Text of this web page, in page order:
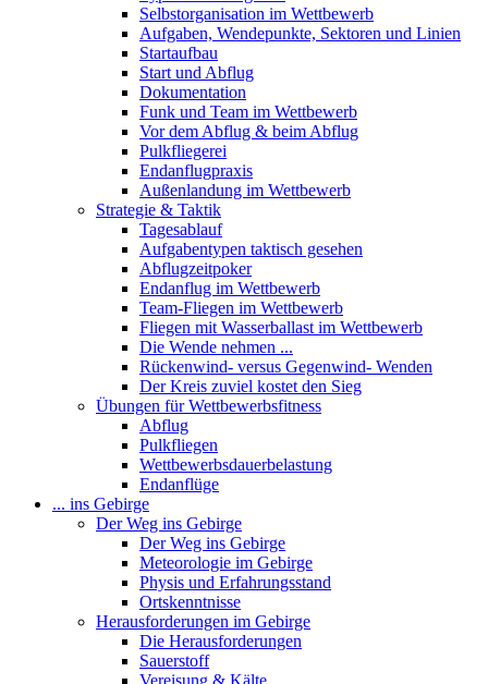
Selbstorganisation im Wettbewerb
Aufgaben, Wendepunkte, Sektoren und Linien
Startaufbau
Start und Abflug
Dokumentation
Funk und Team im Wettbewerb
Vor dem Abflug & beim Abflug
Pulkfliegerei
Endanflugpraxis
Außenlandung im Wettbewerb
Strategie & Taktik
Tagesablauf
Aufgabentypen taktisch gesehen
Abflugzeitpoker
Endanflug im Wettbewerb
Team-Fliegen im Wettbewerb
Fliegen mit Wasserballast im Wettbewerb
Die Wende nehmen ...
Rückenwind- versus Gegenwind- Wenden
Der Kreis zuviel kostet den Sieg
Übungen für Wettbewerbsfitness
Abflug
Pulkfliegen
Wettbewerbsdauerbelastung
Endanflüge
... ins Gebirge
Der Weg ins Gebirge
Der Weg ins Gebirge
Meteorologie im Gebirge
Physis und Erfahrungsstand
Ortskenntnisse
Herausforderungen im Gebirge
Die Herausforderungen
Sauerstoff
Vereisung & Kälte